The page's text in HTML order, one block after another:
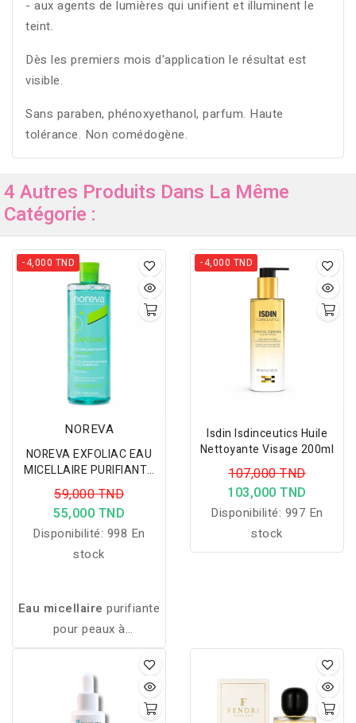
- aux agents de lumières qui unifient et illuminent le
teint.
Dès les premiers mois d'application le résultat est
visible.
Sans paraben, phénoxyethanol, parfum. Haute
tolérance. Non comédogène.
4 Autres Produits Dans La Même
Catégorie :
-4,000 TND
NOREVA
NOREVA EXFOLIAC EAU
MICELLAIRE PURIFIANTE
400ML
59,000 TND
55,000 TND
Disponibilité: 998 En
stock
Eau micellaire purifiante
pour peaux à
imperfections. Elle
nettoie, démaquille et
aide à matifier la peau
pour un teint plus net et
-4,000 TND
Isdin Isdinceutics Huile
Nettoyante Visage 200ml
107,000 TND
103,000 TND
Disponibilité: 997 En
stock